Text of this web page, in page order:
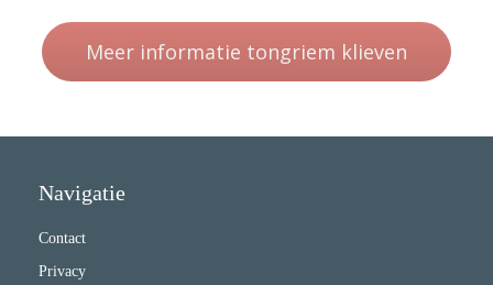
Meer informatie tongriem klieven
Navigatie
Contact
Privacy